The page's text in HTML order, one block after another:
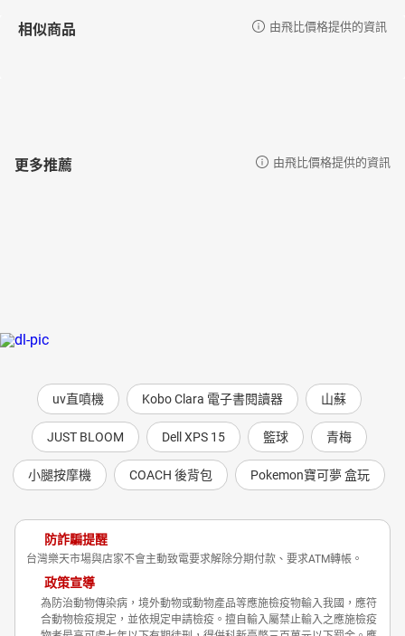
相似商品 由飛比價格提供的資訊
更多推薦 由飛比價格提供的資訊
uv直噴機 Kobo Clara 電子書閱讀器 山蘇
JUST BLOOM Dell XPS 15 籃球 青梅
小腿按摩機 COACH 後背包 Pokemon寶可夢 盒玩
防詐騙提醒
台灣樂天市場與店家不會主動致電要求解除分期付款、要求ATM轉帳。
政策宣導
為防治動物傳染病，境外動物或動物產品等應施檢疫物輸入我國，應符
合動物檢疫規定，並依規定申請檢疫。擅自輸入屬禁止輸入之應施檢疫